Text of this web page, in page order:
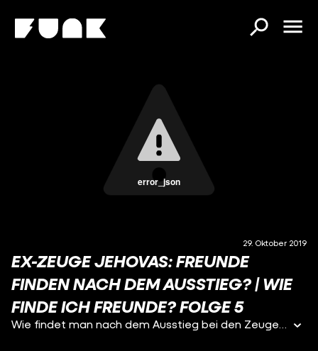
error_json
29. Oktober 2019
EX-ZEUGE JEHOVAS: FREUNDE
FINDEN NACH DEM AUSSTIEG? | WIE
FINDE ICH FREUNDE? FOLGE 5
Wie findet man nach dem Ausstieg bei den Zeugen Jehovas Freunde? Timo hat sich bei mir gemeldet und mir seine Geschichte erzählt: Viele Jahre war er Mitglied bei den Zeugen Jehovas und hat sich dort seinen Freundeskreis aufgebaut. Außerhalb der Glaubensgemeinschaft hatte er keine sozialen Kontakte… Irgendwann entschied sich Timo dazu, bei den Zeugen Jehovas auszutreten. Die Folge: Seine Freunde brachen alle den Kontakt mit ihm ab. Seitdem fühlt sich Timo wahnsinnig einsam und findet auch keine neuen Freunde – und genau das möchte ich gemeinsam mit ihm nun ändern!